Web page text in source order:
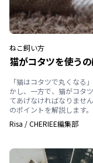
ねこ飼い方
猫がコタツを使う
「猫はコタツで丸くなる
かし、一方で、猫がコタ
てあげなければなりませ
のポイントを解説します。
Risa /CHERIEE編集部